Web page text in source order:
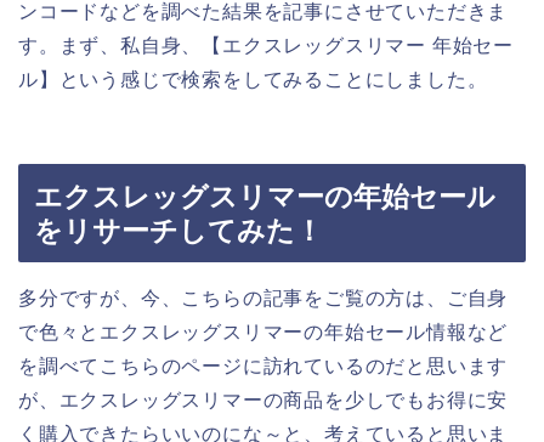
ンコードなどを調べた結果を記事にさせていただきま
す。まず、私自身、【エクスレッグスリマー 年始セー
ル】という感じで検索をしてみることにしました。
エクスレッグスリマーの年始セール
をリサーチしてみた！
多分ですが、今、こちらの記事をご覧の方は、ご自身
で色々とエクスレッグスリマーの年始セール情報など
を調べてこちらのページに訪れているのだと思います
が、エクスレッグスリマーの商品を少しでもお得に安
く購入できたらいいのにな～と、考えていると思いま